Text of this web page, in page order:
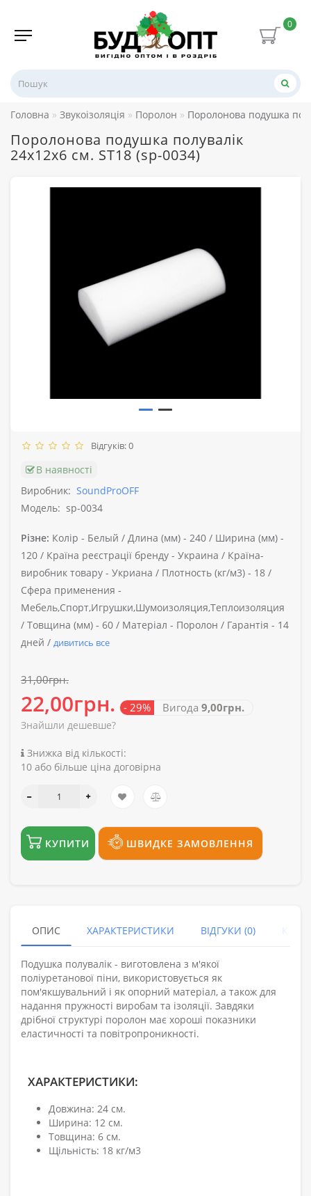
0
Головна Звукоізоляція Поролон Поролонова подушка
Поролонова подушка полувалік
24х12х6 см. ST18 (sp-0034)
Відгуків: 0
В наявності
Виробник: SoundProOFF
Модель: sp-0034
Різне: Колір - Белый / Длина (мм) - 240 / Ширина (мм) -
120 / Країна реєстрації бренду - Украина / Країна-
виробник товару - Укриана / Плотность (кг/м3) - 18 /
Сфера применения -
Мебель,Спорт,Игрушки,Шумоизоляция,Теплоизоляция
/ Товщина (мм) - 60 / Матеріал - Поролон / Гарантія - 14
дней / дивитись все
31,00грн.
22,00грн. - 29% Вигода 9,00грн.
Знайшли дешевше?
Знижка від кількості:
10 або більше ціна договірна
КУПИТИ ШВИДКЕ ЗАМОВЛЕННЯ
ОПИС ХАРАКТЕРИСТИКИ ВІДГУКИ (0)
Подушка полувалік - виготовлена з м'якої
поліуретанової піни, використовується як
пом'якшувальний і як опорний матеріал, а також для
надання пружності виробам та ізоляції. Завдяки
дрібної структурі поролон має хороші показники
еластичності та повітропроникності.
ХАРАКТЕРИСТИКИ:
Довжина: 24 см.
Ширина: 12 см.
Товщина: 6 см.
Щільність: 18 кг/м3